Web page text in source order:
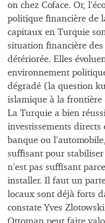
on chez Coface. Or,
politique financière de
capitaux en Turquie
situation financière des
détériorée. Elles
environnement
dégradé (la question
islamique à la frontière
La Turquie a bien
investissements
banque ou
suffisant pour
n’est pas suffisant
installer. Il faut un
locaux sont déjà forts
constate Yves